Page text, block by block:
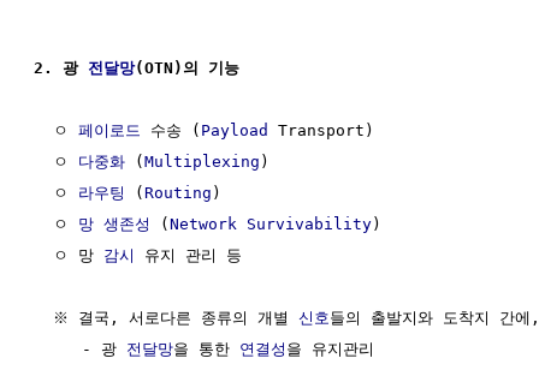
2. 광 전달망(OTN)의 기능
  ㅇ
페이로드 수송 ( Payload
Transport)
  ㅇ
다중화 (Multiplexing )
  ㅇ
라우팅 (Routing )
  ㅇ
망 생존성 (Network Survivability)
  ㅇ 망
감시 유지 관리 등
  ※ 결국, 서로다른 종류의 개별
신호들의 출발지와 도착지 간
     - 광
전달망을 통한 연결성 을 유지관리